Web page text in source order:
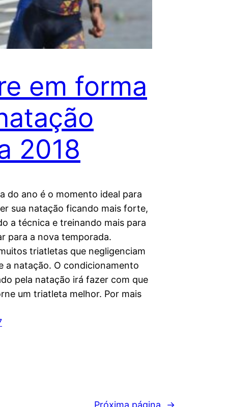
em forma
2018
do ano é o momento ideal para
sua natação ficando mais forte,
a técnica e treinando mais para
para a nova temporada.
triatletas que negligenciam
a natação. O condicionamento
pela natação irá fazer com que
um triatleta melhor. Por mais
Próxima página →